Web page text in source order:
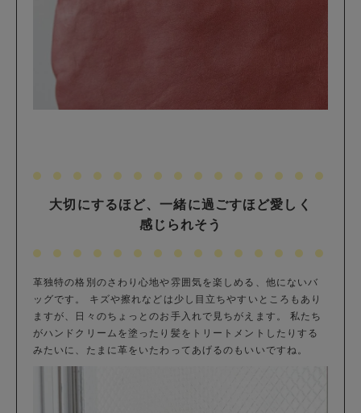
大切にするほど、一緒に過ごすほど愛しく
感じられそう
革独特の格別のさわり心地や雰囲気を楽しめる、他にないバ
ッグです。 キズや擦れなどは少し目立ちやすいところもあり
ますが、日々のちょっとのお手入れで見ちがえます。 私たち
がハンドクリームを塗ったり髪をトリートメントしたりする
みたいに、たまに革をいたわってあげるのもいいですね。